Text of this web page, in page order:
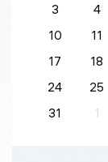
3
4
10
11
17
18
24
25
31
1